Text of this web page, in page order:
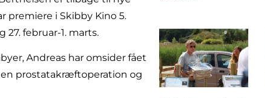
premiere i Skibby Kino 5.
27. februar-1. marts.
Andreas har omsider fået
prostatakræftoperation og